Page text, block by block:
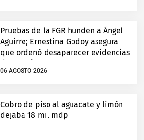
Pruebas de la FGR hunden a Ángel
Aguirre; Ernestina Godoy asegura
que ordenó desaparecer evidencias
de Ayotzinapa
06 AGOSTO 2026
Cobro de piso al aguacate y limón
dejaba 18 mil mdp